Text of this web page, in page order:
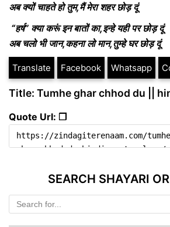
अब क्यों चाहते हो तुम,मैं मेरा शहर छोड़ दूं
“हर्ष” क्या करूं इन बातों का,इन्हे यही पर छोड़ दूं
अब चलो भी जान,कहना लो मान,तुम्हे घर छोड़ दूं
Translate Facebook Whatsapp
Title: Tumhe ghar chhod du ||
Quote Url: ❐
SEARCH SHAYARI